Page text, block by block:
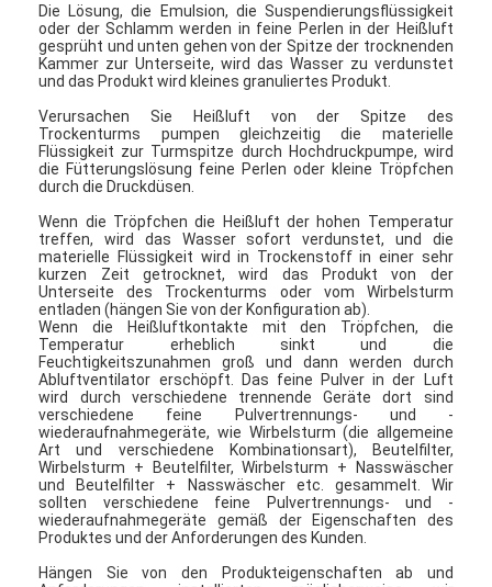
Zentrifugaler HochgeschwindigkeitsSprühtrockner
Vibrierender Wirbelschichttrockner
Mikrowellen-Vakuumtrockner
Druck-Sprühtrockner
Heißluft Oven Dryer
Horizontaler Band-Mischer
Universalzerkleinerungsmaschine
Superfine Schleifmaschine
v-Art Pulvermischer
IBC-Behälter-Mischmaschine
Industrielle Schleuder
Die Lösung, die Emulsion, die Suspendierungsflüssigkeit
oder der Schlamm werden in feine Perlen in der Heißluft
gesprüht und unten gehen von der Spitze der trocknenden
Kammer zur Unterseite, wird das Wasser zu verdunstet
und das Produkt wird kleines granuliertes Produkt.
Verursachen Sie Heißluft von der Spitze des
Trockenturms pumpen gleichzeitig die materielle
Flüssigkeit zur Turmspitze durch Hochdruckpumpe, wird
die Fütterungslösung feine Perlen oder kleine Tröpfchen
durch die Druckdüsen.
Wenn die Tröpfchen die Heißluft der hohen Temperatur
treffen, wird das Wasser sofort verdunstet, und die
materielle Flüssigkeit wird in Trockenstoff in einer sehr
kurzen Zeit getrocknet, wird das Produkt von der
Unterseite des Trockenturms oder vom Wirbelsturm
entladen (hängen Sie von der Konfiguration ab).
Wenn die Heißluftkontakte mit den Tröpfchen, die
Temperatur erheblich sinkt und die
Feuchtigkeitszunahmen groß und dann werden durch
Abluftventilator erschöpft. Das feine Pulver in der Luft
wird durch verschiedene trennende Geräte dort sind
verschiedene feine Pulvertrennungs- und -
wiederaufnahmegeräte, wie Wirbelsturm (die allgemeine
Art und verschiedene Kombinationsart), Beutelfilter,
Wirbelsturm + Beutelfilter, Wirbelsturm + Nasswäscher
und Beutelfilter + Nasswäscher etc. gesammelt. Wir
sollten verschiedene feine Pulvertrennungs- und -
wiederaufnahmegeräte gemäß der Eigenschaften des
Produktes und der Anforderungen des Kunden.
Hängen Sie von den Produkteigenschaften ab und